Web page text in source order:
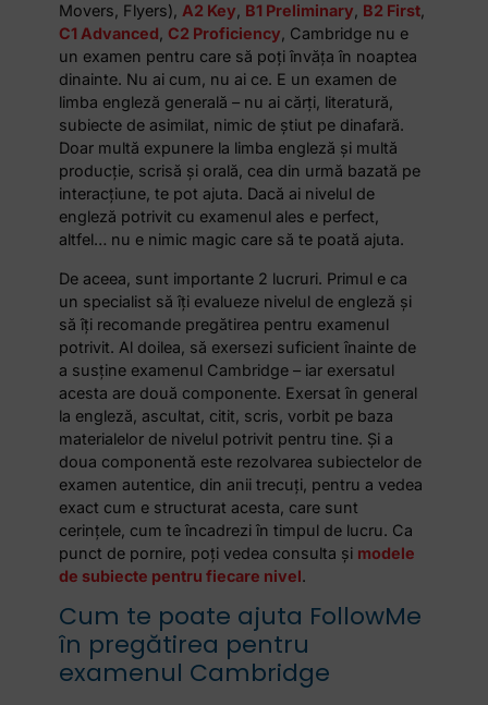
Movers, Flyers), A2 Key, B1 Preliminary, B2 First,
C1 Advanced, C2 Proficiency, Cambridge nu e
un examen pentru care să poți învăța în noaptea
dinainte. Nu ai cum, nu ai ce. E un examen de
limba engleză generală – nu ai cărți, literatură,
subiecte de asimilat, nimic de știut pe dinafară.
Doar multă expunere la limba engleză și multă
producție, scrisă și orală, cea din urmă bazată pe
interacțiune, te pot ajuta. Dacă ai nivelul de
engleză potrivit cu examenul ales e perfect,
altfel… nu e nimic magic care să te poată ajuta.
De aceea, sunt importante 2 lucruri. Primul e ca
un specialist să îți evalueze nivelul de engleză și
să îți recomande pregătirea pentru examenul
potrivit. Al doilea, să exersezi suficient înainte de
a susține examenul Cambridge – iar exersatul
acesta are două componente. Exersat în general
la engleză, ascultat, citit, scris, vorbit pe baza
materialelor de nivelul potrivit pentru tine. Și a
doua componentă este rezolvarea subiectelor de
examen autentice, din anii trecuți, pentru a vedea
exact cum e structurat acesta, care sunt
cerințele, cum te încadrezi în timpul de lucru. Ca
punct de pornire, poți vedea consulta și modele
de subiecte pentru fiecare nivel.
Cum te poate ajuta FollowMe
în pregătirea pentru
examenul Cambridge